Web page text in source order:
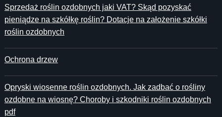
Sprzedaż roślin ozdobnych jaki VAT? Skąd pozyskać
pieniądze na szkółkę roślin? Dotacje na założenie szkółki
roślin ozdobnych
Ochrona drzew
Opryski wiosenne roślin ozdobnych. Jak zadbać o rośliny
ozdobne na wiosnę? Choroby i szkodniki roślin ozdobnych
pdf